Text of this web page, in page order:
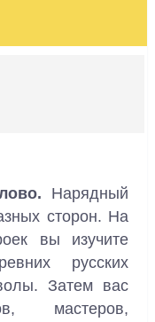
Нарядный
сторон. На
вы изучите
русских
Затем вас
мастеров,